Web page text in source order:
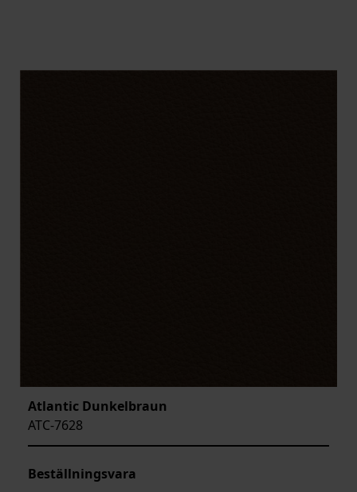
Atlantic Dunkelbraun
ATC-7628
Beställningsvara